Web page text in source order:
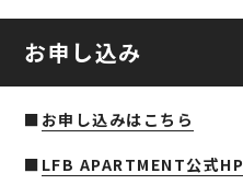
お申し込み
■ お申し込みはこちら
■ LFB APARTMENT公式HP